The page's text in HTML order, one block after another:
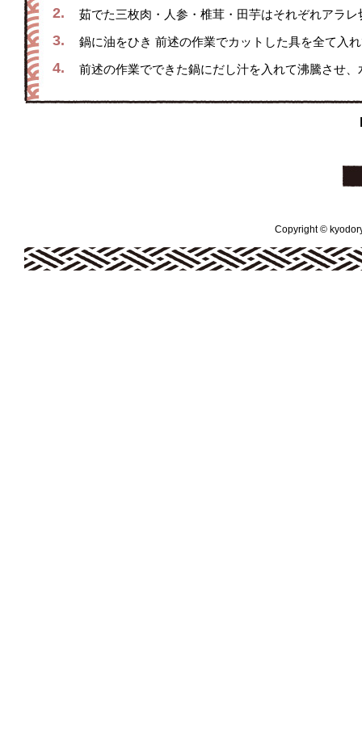
2. 茹でた三枚肉・人参・椎茸・田芋はそれぞれアラ
3. 鍋に油をひき 前述の作業でカットした具を全て入
4. 前述の作業でできた鍋にだし汁を入れて沸騰させ
Copyright ©